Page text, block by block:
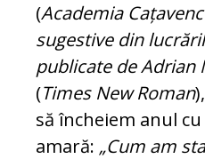
(Academia
sugestive din
publicate de Adrian
(Times New Roman
să în­cheiem anul
amară: „Cum am